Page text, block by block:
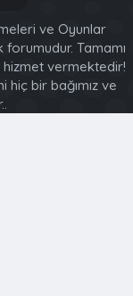
ve Oyunlar
Tamamı
hizmet vermektedir!
hiç bir bağımız ve